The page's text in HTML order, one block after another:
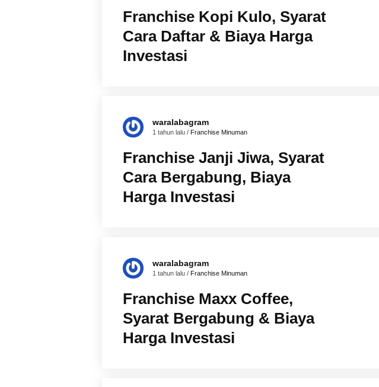
Franchise Kopi Kulo, Syarat
Cara Daftar & Biaya Harga
Investasi
waralabagram
1 tahun lalu / Franchise Minuman
Franchise Janji Jiwa, Syarat
Cara Bergabung, Biaya
Harga Investasi
waralabagram
1 tahun lalu / Franchise Minuman
Franchise Maxx Coffee,
Syarat Bergabung & Biaya
Harga Investasi